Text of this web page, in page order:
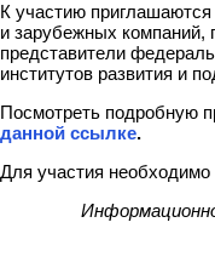
К участию
и зарубежных
представители
институтов развития и
Посмотреть подробную
данной ссылке.
Для участия необходимо